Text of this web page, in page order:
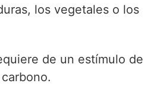
los vegetales o los
de un estímulo de